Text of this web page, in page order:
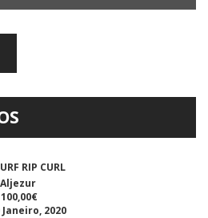
Joana Schenker vai, durante o ano
RIP CURL
Aljezur
100,00€
2020